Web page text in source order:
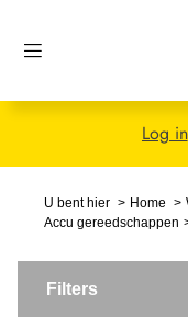
Log in
U bent hier Home
Accu gereedschappen
Filters